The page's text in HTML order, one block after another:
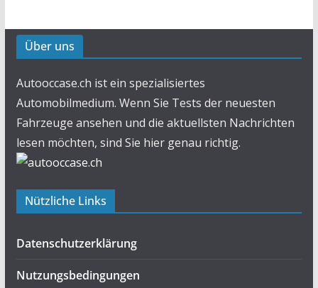
Über uns
Autooccase.ch ist ein spezialisiertes
Automobilmedium. Wenn Sie Tests der neuesten
Fahrzeuge ansehen und die aktuellsten Nachrichten
lesen möchten, sind Sie hier genau richtig.
Nützliche Links
Datenschutzerklärung
Nutzungsbedingungen